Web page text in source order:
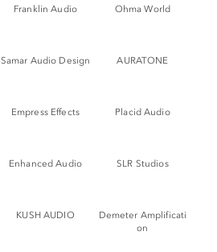
Franklin Audio Ohma World
Samar Audio Design AURATONE
Empress Effects Placid Audio
Enhanced Audio SLR Studios
KUSH AUDIO
Demeter Amplificati
on